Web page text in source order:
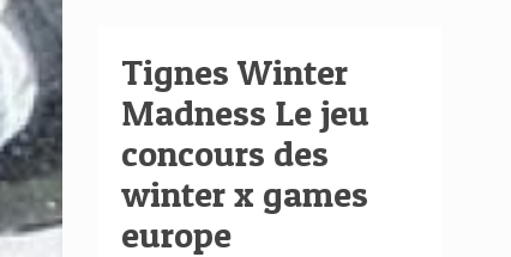
Tignes Winter
Madness Le jeu
concours des
winter x games
europe